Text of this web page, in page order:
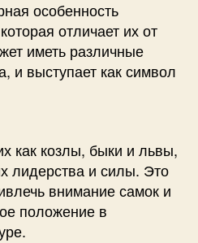
особенность
отличает их от
иметь различные
выступает как символ
как козлы, быки и львы,
лидерства и силы. Это
внимание самок и
положение в